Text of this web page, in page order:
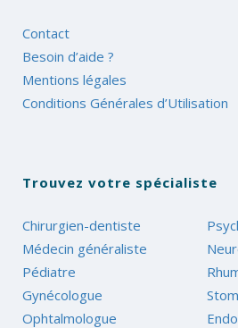
Contact
Besoin d’aide ?
Mentions légales
Conditions Générales d’Utilisation
Trouvez votre spécialiste
Chirurgien-dentiste
Médecin généraliste
Pédiatre
Gynécologue
Ophtalmologue